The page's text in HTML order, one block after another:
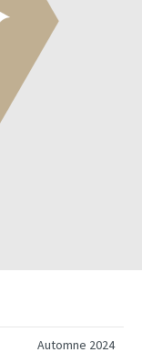
Automne 2024